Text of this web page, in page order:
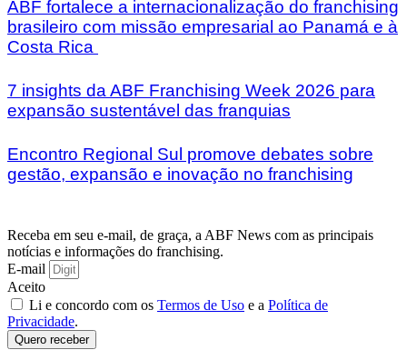
ABF fortalece a internacionalização do franchising
brasileiro com missão empresarial ao Panamá e à
Costa Rica
7 insights da ABF Franchising Week 2026 para
expansão sustentável das franquias
Encontro Regional Sul promove debates sobre
gestão, expansão e inovação no franchising
Receba em seu e-mail, de graça, a ABF News com as principais
notícias e informações do franchising.
E-mail
Aceito
Li e concordo com os Termos de Uso e a Política de
Privacidade.
Quero receber